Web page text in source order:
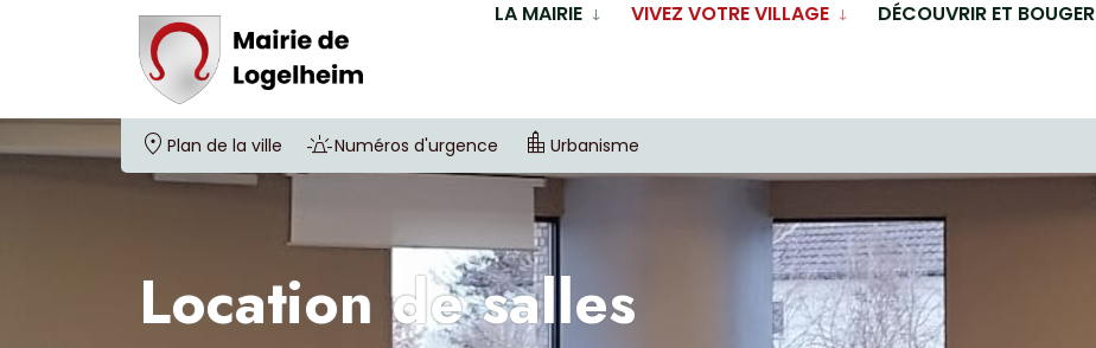
LA MAIRIE VIVEZ VOTRE VILLAGE DÉCOUVRIR ET BOUGER
Plan de la ville Numéros d'urgence Urbanisme
Location de salles